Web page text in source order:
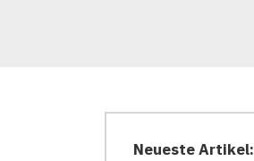
Neueste Artikel: